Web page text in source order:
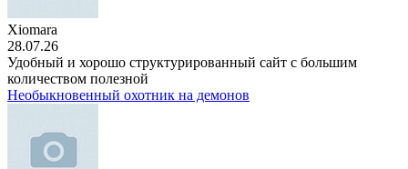
Xiomara
28.07.26
Удобный и хорошо структурированный сайт с большим
количеством полезной
Необыкновенный охотник на демонов